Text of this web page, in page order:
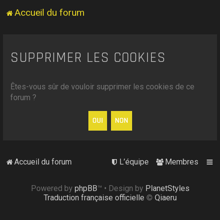
Accueil du forum
SUPPRIMER LES COOKIES
Êtes-vous sûr de vouloir supprimer les cookies de ce
forum ?
Accueil du forum Membres
L’équipe
Powered by phpBB™ • Design by PlanetStyles
Traduction française officielle © Qiaeru